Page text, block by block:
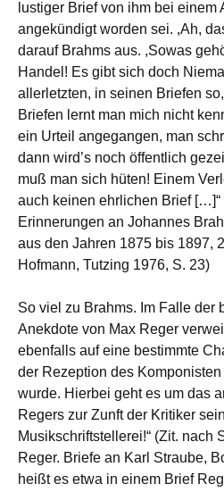
lustiger Brief von ihm bei einem
angekündigt worden sei. ,Ah,
darauf Brahms aus. ,Sowas
Handel! Es gibt sich doch
allerletzten, in seinen Briefen
Briefen lernt man mich nicht
ein Urteil angegangen, man
dann wird’s noch öffentlich
muß man sich hüten! Einem
auch keinen ehrlichen Brief
Erinnerungen an Johannes
aus den Jahren 1875 bis 1897,
Hofmann, Tutzing 1976, S. 23)
So viel zu Brahms. Im Falle der
Anekdote von Max Reger
ebenfalls auf eine bestimmte
der Rezeption des
wurde. Hierbei geht es um das
Regers zur Zunft der Kritiker
Musikschriftstellerei!“ (Zit. nach
Reger. Briefe an Karl Straube,
heißt es etwa in einem Brief